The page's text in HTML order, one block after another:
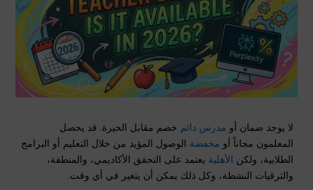
لا يوجد ضمان أو مدرس دائم خصم مقابل الحيرة. قد يحصل
المعلمون مجاناً أو مخفضة الوصول المؤيد من خلال التعليم أو البرامج
الطلابية، ولكن الأهلية يعتمد على التحقق الأكاديمي، والمنطقة،
والترقيات النشطة، وكل ذلك يمكن أن يتغير في أي وقت.